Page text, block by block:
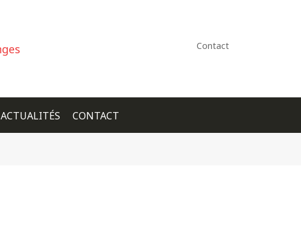
Contact
ACTUALITÉS CONTACT